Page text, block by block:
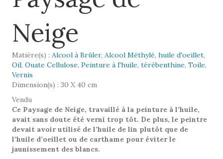
Neige
Matière(s) : Alcool à Brûler, Alcool Méthylé, huile d'oeillet,
Oil, Ouate Cellulose, Peinture à l'huile, térébenthine, Toile,
Vernis
Dimension(s) : 30 X 40 cm
Vendu
Ce Paysage de Neige, travaillé à la peinture à l’huile,
avait sans doute été verni trop tôt. De plus, le peintre
devait avoir utilisé de l’huile de lin plutôt que de
l’huile d’oeillet ou de carthame pour éviter le
jaunissement des blancs.